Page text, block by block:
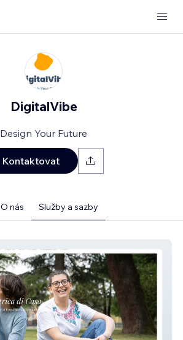
DigitalVibe
Design Your Future
Kontaktovat
O nás Služby a sazby